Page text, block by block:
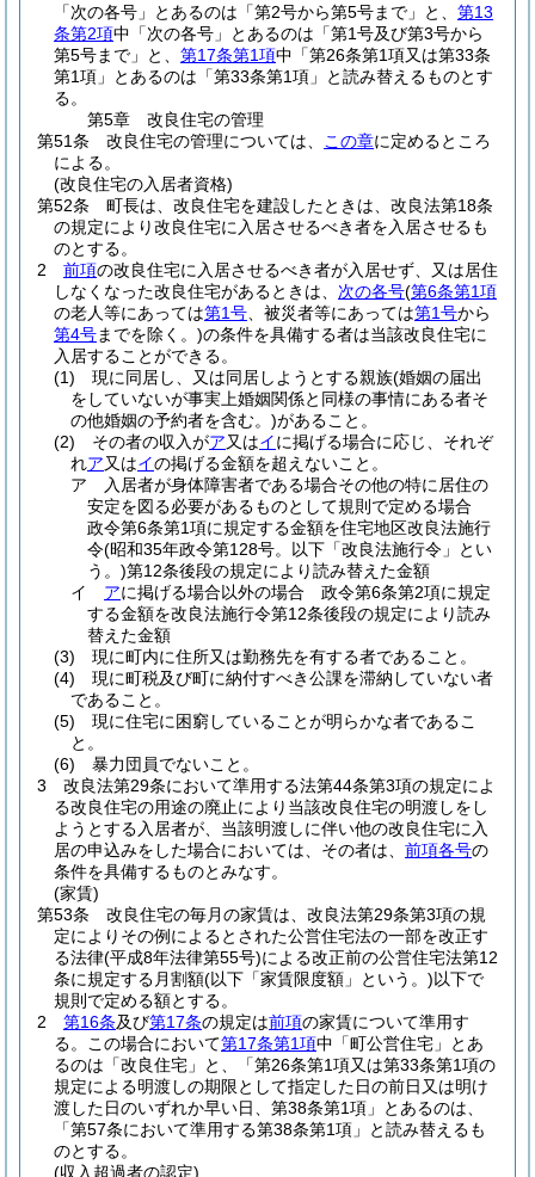
「次の各号」とあるのは「第2号から第5号まで」と、 第13
条第2項中「次の各号」とあるのは「第1号及び第3号から
第5号まで」と、 第17条第1項中「第26条第1項又は第33条
第1項」とあるのは「第33条第1項」と読み替えるものとす
る。
第5章
改良住宅の管理
第51条
改良住宅の管理については、 この章に定めるところ
による。
(改良住宅の入居者資格)
第52条
町長は、改良住宅を建設したときは、改良法第18条
の規定により改良住宅に入居させるべき者を入居させるも
のとする。
2
前項の改良住宅に入居させるべき者が入居せず、又は居住
しなくなった改良住宅があるときは、 次の各号(第6条第1項
の老人等にあっては第1号 、被災者等にあっては第1号から
第4号までを除く。)の条件を具備する者は当該改良住宅に
入居することができる。
(1)
現に同居し、又は同居しようとする親族(婚姻の届出
をしていないが事実上婚姻関係と同様の事情にある者そ
の他婚姻の予約者を含む。)があること。
(2)
その者の収入がア又はイに掲げる場合に応じ、それぞ
れア又はイの掲げる金額を超えないこと。
ア
入居者が身体障害者である場合その他の特に居住の
安定を図る必要があるものとして規則で定める場合
政令第6条第1項に規定する金額を住宅地区改良法施行
令(昭和35年政令第128号。以下「改良法施行令」とい
う。)第12条後段の規定により読み替えた金額
イ
アに掲げる場合以外の場合 政令第6条第2項に規定
する金額を改良法施行令第12条後段の規定により読み
替えた金額
(3)
現に町内に住所又は勤務先を有する者であること。
(4)
現に町税及び町に納付すべき公課を滞納していない者
であること。
(5)
現に住宅に困窮していることが明らかな者であるこ
と。
(6)
暴力団員でないこと。
3
改良法第29条において準用する法第44条第3項の規定によ
る改良住宅の用途の廃止により当該改良住宅の明渡しをし
ようとする入居者が、当該明渡しに伴い他の改良住宅に入
居の申込みをした場合においては、その者は、 前項各号の
条件を具備するものとみなす。
(家賃)
第53条
改良住宅の毎月の家賃は、改良法第29条第3項の規
定によりその例によるとされた公営住宅法の一部を改正す
る法律(平成8年法律第55号)による改正前の公営住宅法第12
条に規定する月割額(以下「家賃限度額」という。)以下で
規則で定める額とする。
2
第16条及び第17条の規定は前項の家賃について準用す
る。
この場合において第17条第1項中「町公営住宅」とあ
るのは「改良住宅」と、「第26条第1項又は第33条第1項の
規定による明渡しの期限として指定した日の前日又は明け
渡した日のいずれか早い日、第38条第1項」とあるのは、
「第57条において準用する第38条第1項」と読み替えるも
のとする。
(収入超過者の認定)